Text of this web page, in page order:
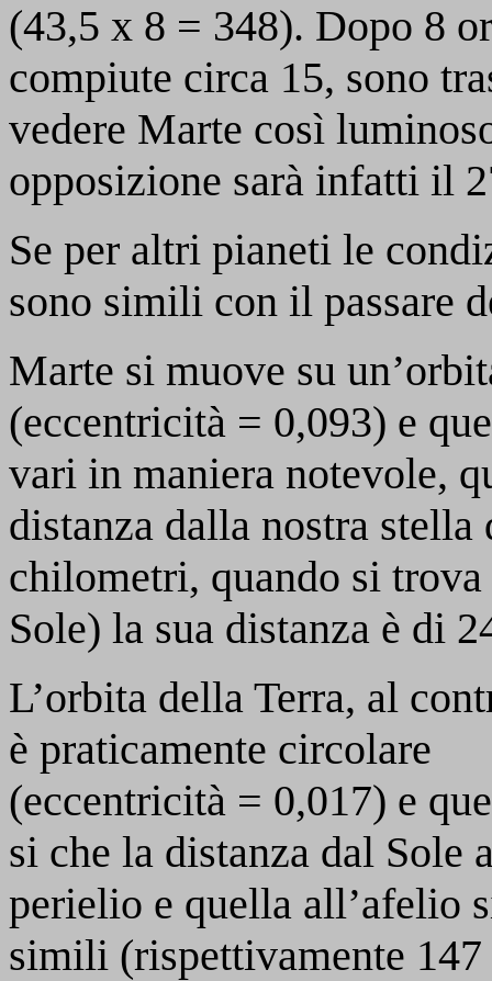
(43,5 x 8 = 348). Dopo 8
compiute circa 15, sono
vedere Marte così
opposizione sarà infatti il
Se per altri pianeti le
sono simili con il passare
Marte si muove su
(eccentricità = 0,093) e
vari in maniera notevole,
distanza dalla nostra
chilometri, quando si trova
Sole) la sua distanza è di
L’orbita della Terra, al
è praticamente circolare
(eccentricità = 0,017) e
si che la distanza dal Sole
perielio e quella all’afelio
simili (rispettivamente 147